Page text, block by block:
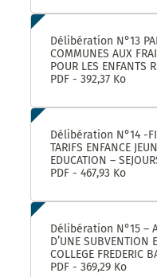
Délibération N°13
COMMUNES AUX
POUR LES ENFANTS
DISPOSITIFS ULISS ET
CASTELNAUVIENNES
PDF - 392,37 Ko
Délibération N°14 -
TARIFS ENFANCE
EDUCATION –
PDF - 467,93 Ko
Délibération N°15 –
D’UNE SUBVENTION
COLLEGE FREDERIC
PDF - 369,29 Ko